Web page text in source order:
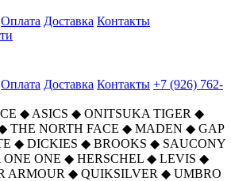
Оплата Доставка Контакты
Оплата Доставка Контакты +7 (926) 762-
◆ ASICS ◆ ONITSUKA TIGER ◆
THE NORTH FACE ◆ MADEN ◆ GAP
◆ DICKIES ◆ BROOKS ◆ SAUCONY
ONE ◆ HERSCHEL ◆ LEVIS ◆
ARMOUR ◆ QUIKSILVER ◆ UMBRO